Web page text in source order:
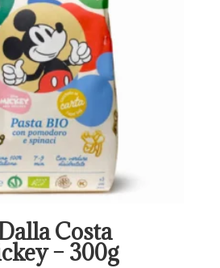
Costa
– 300g